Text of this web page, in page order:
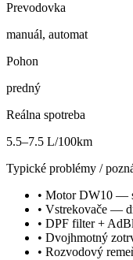
Prevodovka
manuál, automat
Pohon
predný
Reálna spotreba
5.5–7.5 L/100km
Typické problémy /
• Motor DW10 —
• Vstrekovače —
• DPF filter +
• Dvojhmotný
• Rozvodový